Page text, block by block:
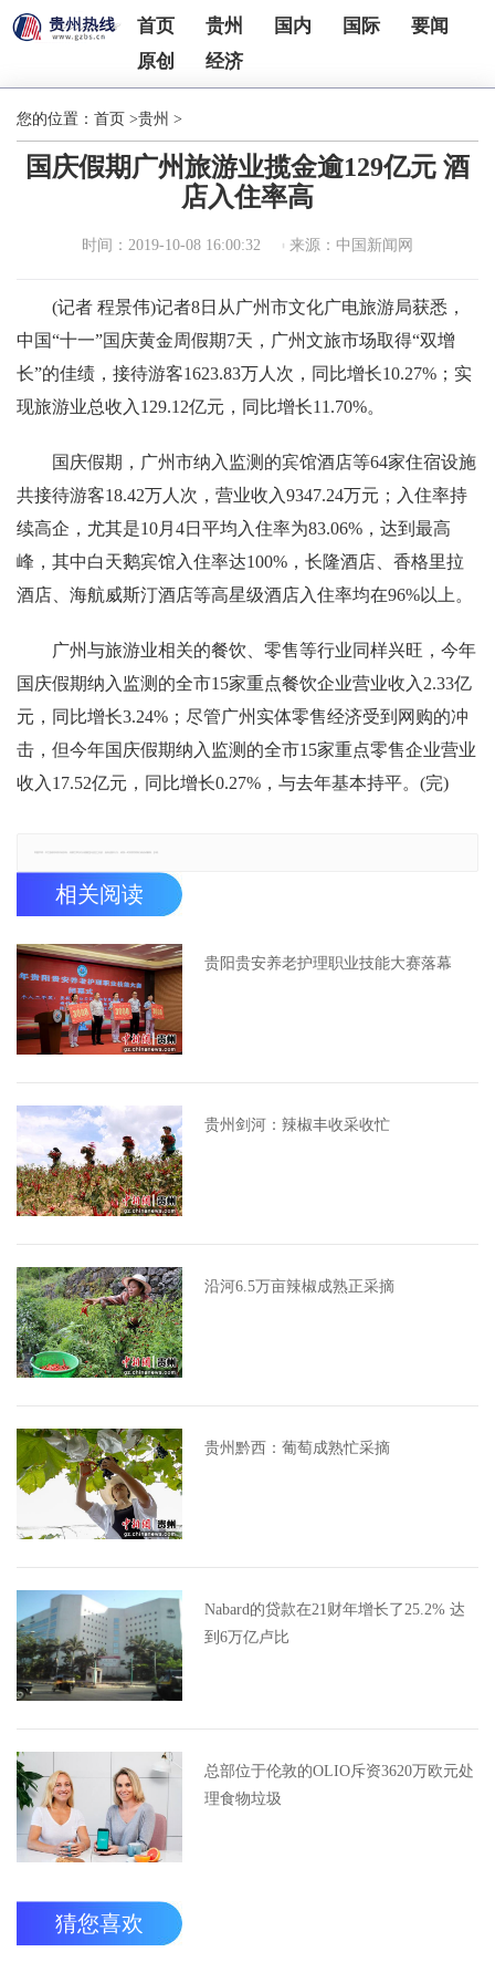
首页 贵州 国内 国际
要闻
原创
经济
您的位置： 首页 >贵州 >
国庆假期广州旅游业揽金逾129亿元 酒
店入住率高
时间：2019-10-08 16:00:32 来源：中国新闻网
(记者 程景伟)记者8日从广州市文化广电旅游局获悉，
中国“十一”国庆黄金周假期7天，广州文旅市场取得“双增
长”的佳绩，接待游客1623.83万人次，同比增长10.27%；实
现旅游业总收入129.12亿元，同比增长11.70%。
国庆假期，广州市纳入监测的宾馆酒店等64家住宿设施
共接待游客18.42万人次，营业收入9347.24万元；入住率持
续高企，尤其是10月4日平均入住率为83.06%，达到最高
峰，其中白天鹅宾馆入住率达100%，长隆酒店、香格里拉
酒店、海航威斯汀酒店等高星级酒店入住率均在96%以上。
广州与旅游业相关的餐饮、零售等行业同样兴旺，今年
国庆假期纳入监测的全市15家重点餐饮企业营业收入2.33亿
元，同比增长3.24%；尽管广州实体零售经济受到网购的冲
击，但今年国庆假期纳入监测的全市15家重点零售企业营业
收入17.52亿元，同比增长0.27%，与去年基本持平。(完)
相关阅读
贵阳贵安养老护理职业技能大赛落幕
贵州剑河：辣椒丰收采收忙
沿河6.5万亩辣椒成熟正采摘
贵州黔西：葡萄成熟忙采摘
Nabard的贷款在21财年增长了25.2% 达
到6万亿卢比
总部位于伦敦的OLIO斥资3620万欧元处
理食物垃圾
猜您喜欢